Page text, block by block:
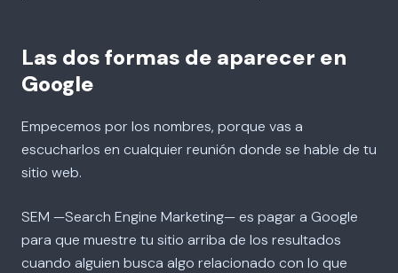
Las dos formas de aparecer en
Google
Empecemos por los nombres, porque vas a
escucharlos en cualquier reunión donde se hable de tu
sitio web.
SEM —Search Engine Marketing— es pagar a Google
para que muestre tu sitio arriba de los resultados
cuando alguien busca algo relacionado con lo que